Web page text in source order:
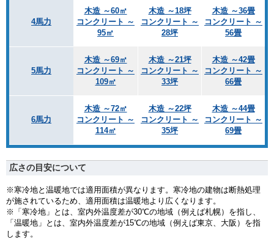
4馬力
木造 ～60㎡
コンクリート ～
95㎡
木造 ～18坪
コンクリート ～
28坪
木造 ～36畳
コンクリート ～
56畳
5馬力
木造 ～69㎡
コンクリート ～
109㎡
木造 ～21坪
コンクリート ～
33坪
木造 ～42畳
コンクリート ～
66畳
6馬力
木造 ～72㎡
コンクリート ～
114㎡
木造 ～22坪
コンクリート ～
35坪
木造 ～44畳
コンクリート ～
69畳
広さの目安について
※寒冷地と温暖地では適用面積が異なります。寒冷地の建物は断熱処理
が施されているため、適用面積は温暖地より広くなります。
※「寒冷地」とは、室内外温度差が30℃の地域（例えば札幌）を指し、
「温暖地」とは、室内外温度差が15℃の地域（例えば東京、大阪）を指
します。